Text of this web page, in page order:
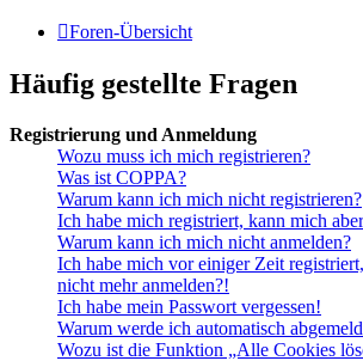
Foren-Übersicht
Häufig gestellte Fragen
Registrierung und Anmeldung
Wozu muss ich mich registrieren?
Was ist COPPA?
Warum kann ich mich nicht registrieren?
Ich habe mich registriert, kann mich
Warum kann ich mich nicht anmelden?
Ich habe mich vor einiger Zeit
nicht mehr anmelden?!
Ich habe mein Passwort vergessen!
Warum werde ich automatisch
Wozu ist die Funktion „Alle Cookies